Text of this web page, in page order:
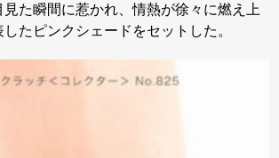
た瞬間に惹かれ、情熱が徐々に燃え上
たピンクシェードをセットした。